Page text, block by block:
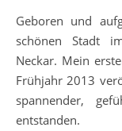
Geboren und
schönen Stadt
Neckar. Mein
Frühjahr 2013
spannender,
entstanden.